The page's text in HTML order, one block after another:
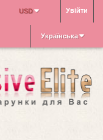
Увійти
USD
Українська